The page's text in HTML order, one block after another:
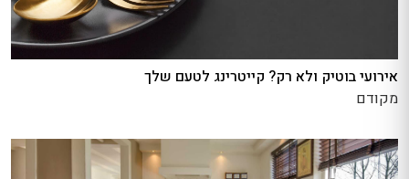
אירועי בוטיק ולא רק? קייטרינג לטעם שלך
מקודם